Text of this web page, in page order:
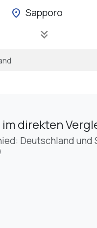
location_on Sapporo
keyboard_double_arrow_down
direkten
Deutschland und